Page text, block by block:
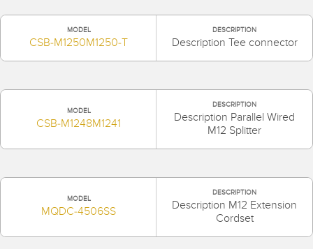
MODEL
CSB-M1250M1250-T
DESCRIPTION
Description Tee connector
MODEL
CSB-M1248M1241
DESCRIPTION
Description Parallel Wired
M12 Splitter
MODEL
MQDC-4506SS
DESCRIPTION
Description M12 Extension
Cordset